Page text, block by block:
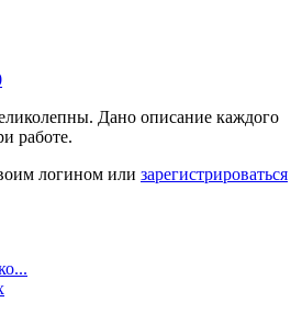
Дано описание каждого
работе.
логином или зарегистрироваться